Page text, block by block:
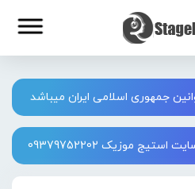
جمهوری اسلامی ایران میباشد
موزیک 09379752202